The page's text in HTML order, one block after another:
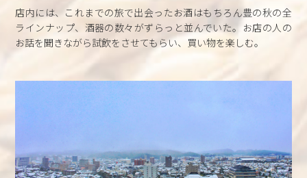
店内には、これまでの旅で出会ったお酒はもちろん豊の秋の全
ラインナップ、酒器の数々がずらっと並んでいた。お店の人の
お話を聞きながら試飲をさせてもらい、買い物を楽しむ。